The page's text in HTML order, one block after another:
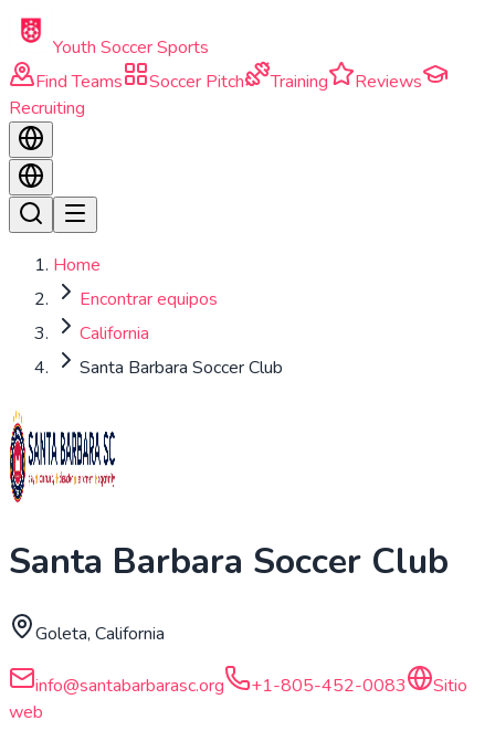
Skip to main content
Youth Soccer Sports
Find Teams
Soccer Pitch Training
Reviews
Recruiting
Home
Encontrar equipos
California
Santa Barbara Soccer Club
Santa Barbara Soccer Club
Goleta, California
info@santabarbarasc.org +1-805-452-0083
Sitio
web